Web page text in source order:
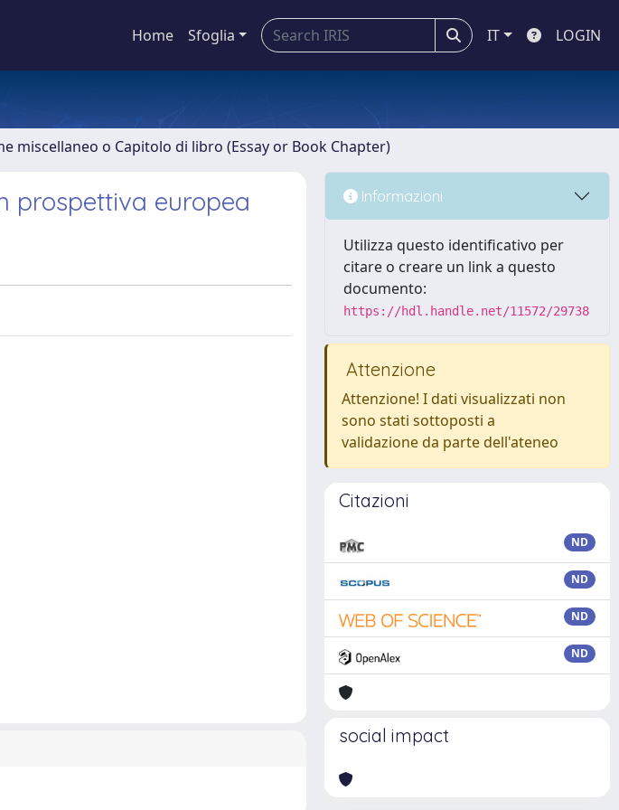
Home Sfoglia IT LOGIN
miscellaneo o Capitolo di libro (Essay or Book Chapter)
prospettiva europea Informazioni
Utilizza questo identificativo per
citare o creare un link a questo
documento:
https://hdl.handle.net/11572/29738
Attenzione
Attenzione! I dati visualizzati non
sono stati sottoposti a
validazione da parte dell'ateneo
Citazioni
ND
ND
ND
ND
social impact